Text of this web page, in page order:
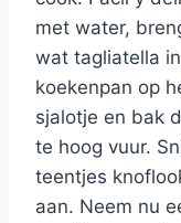
met water,
wat tagliatella
koekenpan op
sjalotje en bak
te hoog vuur.
teentjes
aan. Neem nu